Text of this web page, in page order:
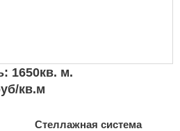
1650кв. м.
кв.м
Стеллажная система